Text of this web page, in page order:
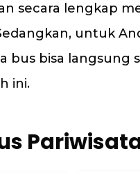
secara lengkap
untuk
bus bisa langsung
ini.